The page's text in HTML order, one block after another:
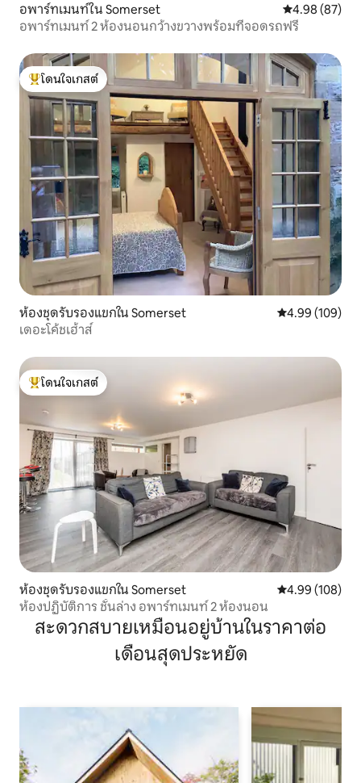
อพาร์ทเมนท์ใน Somerset คะแนนเฉลี่ย
4.98 (87)
อพาร์ทเมนท์ 2 ห้องนอนกว้างขวางพร้อมที่จอดรถฟรี
โดนใจเกสต์ที่สุด
โดนใจเกสต์
ห้องชุดรับรองแขกใน Somerset คะแนนเฉลี่ย
4.99 (109)
เดอะโค้ชเฮ้าส์
โดนใจเกสต์ที่สุด
โดนใจเกสต์
ห้องชุดรับรองแขกใน Somerset คะแนนเฉลี่ย
4.99 (108)
ห้องปฏิบัติการ ชั้นล่าง อพาร์ทเมนท์ 2 ห้องนอน
สะดวกสบายเหมือนอยู่บ้านในราคาต่อ
เดือนสุดประหยัด